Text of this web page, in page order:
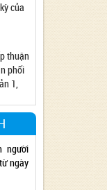
của
thuận
phối
1,
người
ngày